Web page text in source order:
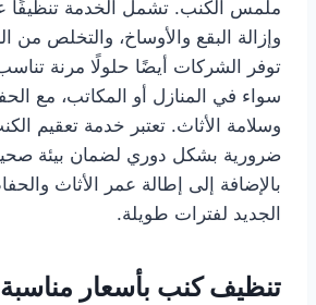
ملمس الكنب. تشمل الخدمة تنظيفًا
وإزالة البقع والأوساخ، والتخلص من
توفر الشركات أيضًا حلولًا مرنة تناسب
سواء في المنازل أو المكاتب، مع
وسلامة الأثاث. تعتبر خدمة تعقيم
ضرورية بشكل دوري لضمان بيئة
بالإضافة إلى إطالة عمر الأثاث
الجديد لفترات طويلة.
تنظيف كنب بأسعار